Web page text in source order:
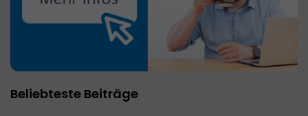
Beliebteste Beiträge